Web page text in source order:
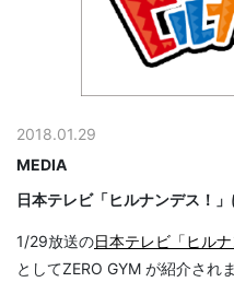
2018.01.29
MEDIA
日本テレビ「ヒルナンデス！」
1/29放送の日本テレビ「ヒルナ
としてZERO GYM が紹介され